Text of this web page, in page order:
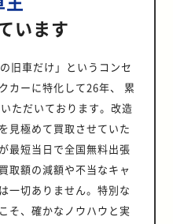
います
旧車だけ」というコンセ
カーに特化して26年、 累
ただいております。改造
見極めて買取させていた
最短当日で全国無料出張
取額の減額や不当なキャ
一切ありません。特別な
そ、確かなノウハウと実